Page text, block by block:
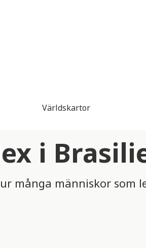
Världskartor
i
många människor som